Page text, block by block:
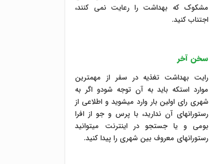
مشکوک که بهداشت را رعایت نمی کنند،
اجتناب کنید.
سخن آخر
رایت بهداشت تغذیه در سفر از مهمترین
موارد استکه باید به آن توجه شودو اگر به
شهری رای اولین بار وارد میشوید و اطلاعی از
رستورانهای آن ندارید، با پرس و جو از افرا
بومی و یا جستجو در اینترنت میتوانید
رستورانهای معروف بین شهری را پیدا کنید.